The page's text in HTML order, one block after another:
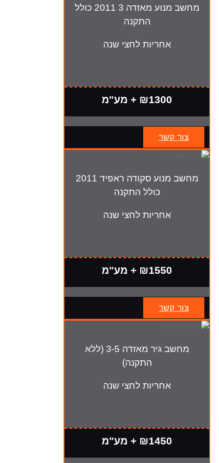
מחשב מנוע מאזדה 3 2011 כולל
התקנה
אחריות לחצי שנה
₪1300 + מע"מ
צור קשר
מחשב מנוע סקודה ראפיד 2011
כולל התקנה
אחריות לחצי שנה
₪1550 + מע"מ
צור קשר
מחשב גיר מאזדה 3-5 (ללא
התקנה)
אחריות לחצי שנה
₪1450 + מע"מ